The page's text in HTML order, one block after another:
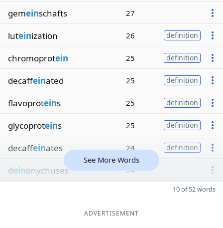
gemeinschafts 27
luteinization 26 definition
chromoprotein 25 definition
decaffeinated 25 definition
flavoproteins 25 definition
glycoproteins 25 definition
decaffeinates 24 definition
deinonychuses 24
See More Words
10 of 52 words
ADVERTISEMENT